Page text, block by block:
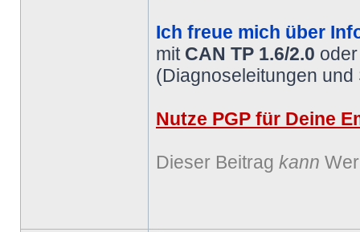
Ich freue mich über
mit CAN TP 1.6/2.0
(Diagnoseleitungen
Nutze PGP für Deine
Dieser Beitrag kann